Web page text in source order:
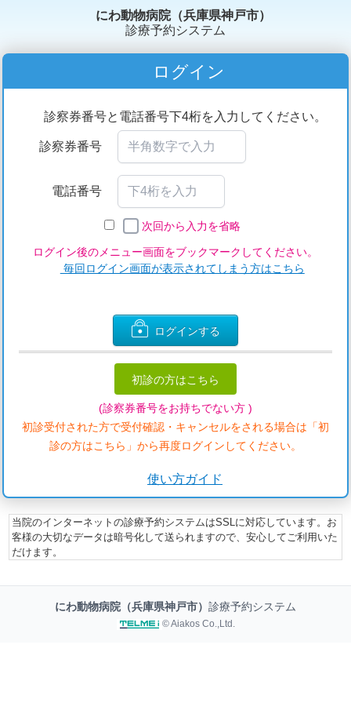
にわ動物病院（兵庫県神戸市）
診療予約システム
ログイン
診察券番号と電話番号下4桁を入力してください。
診察券番号
電話番号
次回から入力を省略
ログイン後のメニュー画面をブックマークしてください。
毎回ログイン画面が表示されてしまう方はこちら
ログインする
初診の方はこちら
(診察券番号をお持ちでない方 )
初診受付された方で受付確認・キャンセルをされる場合は「初
診の方はこちら」から再度ログインしてください。
使い方ガイド
当院のインターネットの診療予約システムはSSLに対応しています。お
客様の大切なデータは暗号化して送られますので、安心してご利用いた
だけます。
にわ動物病院（兵庫県神戸市） 診療予約システム
© Aiakos Co.,Ltd.